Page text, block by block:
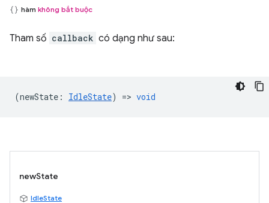
hàm không bắt buộc
Tham số callback có dạng như sau:
(newState : IdleState) => void
newState
IdleState